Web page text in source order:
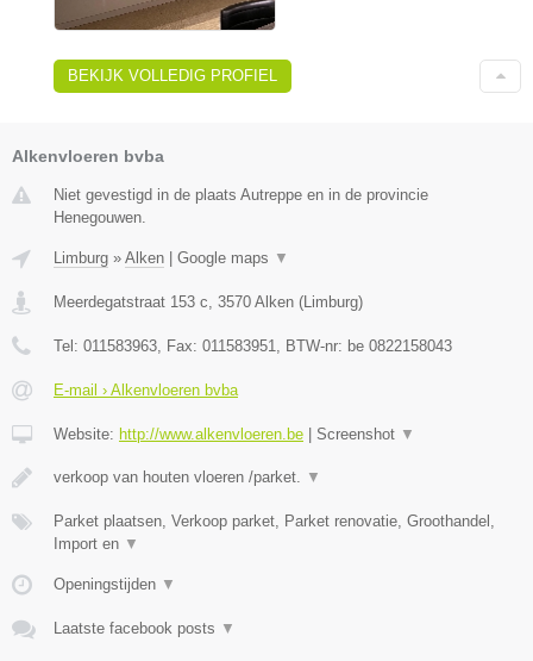
BEKIJK VOLLEDIG PROFIEL
Alkenvloeren bvba
Niet gevestigd in de plaats Autreppe en in de provincie
Henegouwen.
Limburg » Alken Google maps ▼
Meerdegatstraat 153 c 3570 Alken ( Limburg)
Tel: 011583963 , Fax: 011583951 , BTW-nr: be 0822158043
E-mail › Alkenvloeren bvba
Website: http://www.alkenvloeren.be Screenshot ▼
verkoop van houten vloeren /parket. ▼
Parket plaatsen, Verkoop parket, Parket renovatie, Groothandel,
Import en ▼
Openingstijden ▼
Laatste facebook posts ▼